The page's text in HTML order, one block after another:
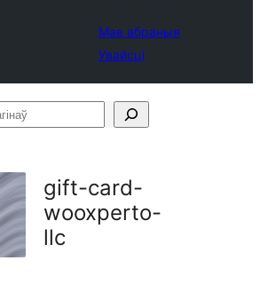
Мае абраныя
Увайсці
gift-card-
wooxperto-
llc